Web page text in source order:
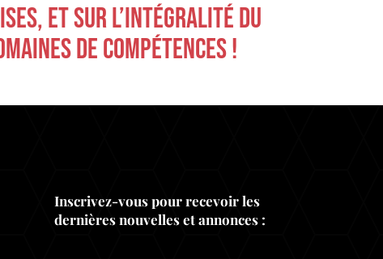
ET SUR L’INTÉGRALITÉ DU
DE COMPÉTENCES !
Inscrivez-vous pour recevoir les
dernières nouvelles et annonces :